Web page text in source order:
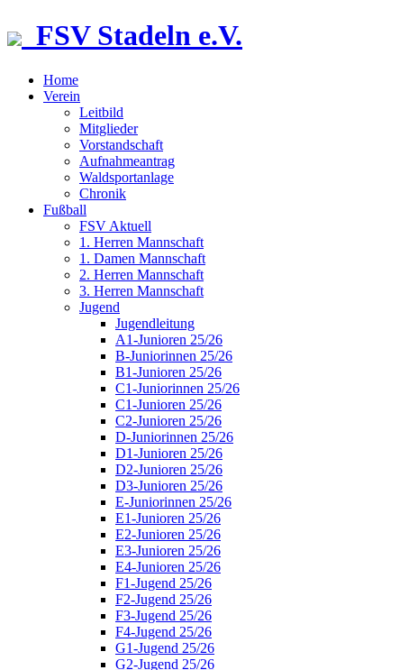
FSV Stadeln e.V.
Home
Verein
Leitbild
Mitglieder
Vorstandschaft
Aufnahmeantrag
Waldsportanlage
Chronik
Fußball
FSV Aktuell
1. Herren Mannschaft
1. Damen Mannschaft
2. Herren Mannschaft
3. Herren Mannschaft
Jugend
Jugendleitung
A1-Junioren 25/26
B-Juniorinnen 25/26
B1-Junioren 25/26
C1-Juniorinnen 25/26
C1-Junioren 25/26
C2-Junioren 25/26
D-Juniorinnen 25/26
D1-Junioren 25/26
D2-Junioren 25/26
D3-Junioren 25/26
E-Juniorinnen 25/26
E1-Junioren 25/26
E2-Junioren 25/26
E3-Junioren 25/26
E4-Junioren 25/26
F1-Jugend 25/26
F2-Jugend 25/26
F3-Jugend 25/26
F4-Jugend 25/26
G1-Jugend 25/26
G2-Jugend 25/26